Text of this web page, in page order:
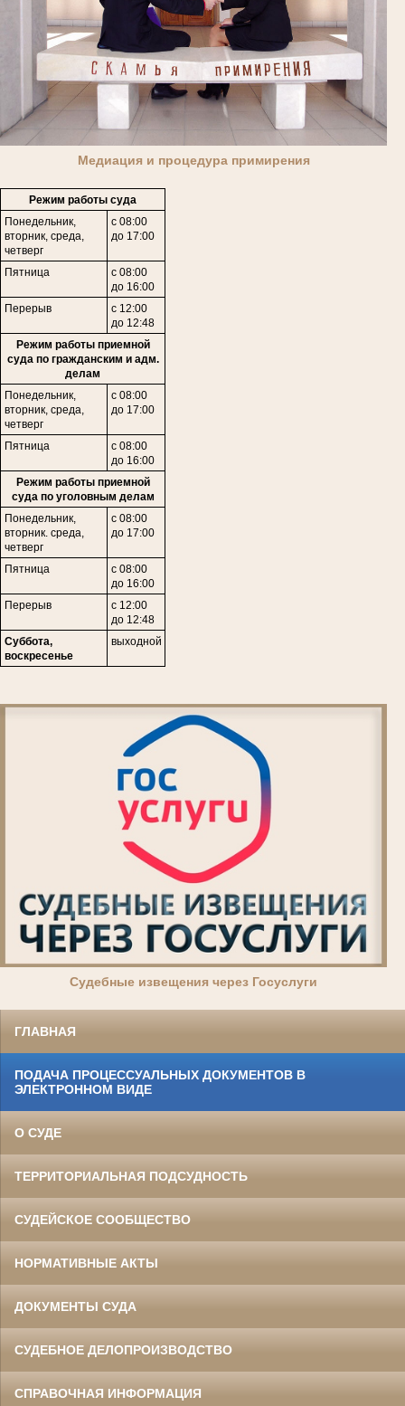
Медиация и процедура примирения
Режим работы суда
Понедельник,
вторник, среда,
четверг
с 08:00
до 17:00
Пятница
с 08:00
до 16:00
Перерыв
с 12:00
до 12:48
Режим работы приемной
суда по гражданским и адм.
делам
Понедельник,
вторник, среда,
четверг
с 08:00
до 17:00
Пятница
с 08:00
до 16:00
Режим работы приемной
суда по уголовным делам
Понедельник,
вторник. среда,
четверг
с 08:00
до 17:00
Пятница
с 08:00
до 16:00
Перерыв
с 12:00
до 12:48
Суббота,
воскресенье
выходной
Судебные извещения через Госуслуги
ГЛАВНАЯ
ПОДАЧА ПРОЦЕССУАЛЬНЫХ ДОКУМЕНТОВ В
ЭЛЕКТРОННОМ ВИДЕ
О СУДЕ
ТЕРРИТОРИАЛЬНАЯ ПОДСУДНОСТЬ
СУДЕЙСКОЕ СООБЩЕСТВО
НОРМАТИВНЫЕ АКТЫ
ДОКУМЕНТЫ СУДА
СУДЕБНОЕ ДЕЛОПРОИЗВОДСТВО
СПРАВОЧНАЯ ИНФОРМАЦИЯ